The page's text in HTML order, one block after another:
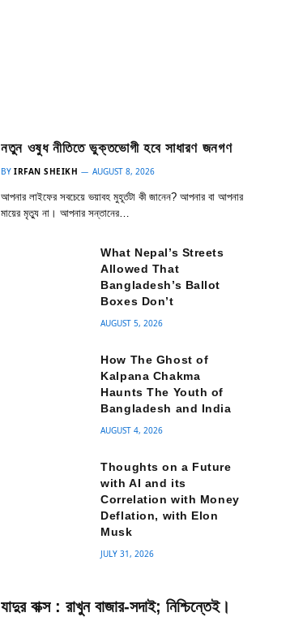
নতুন ওষুধ নীতিতে ভুক্তভোগী হবে সাধারণ জনগণ
BY IRFAN SHEIKH AUGUST 8, 2026
আপনার লাইফের সবচেয়ে ভয়াবহ মুহূর্তটা কী জানেন? আপনার বা আপনার
মায়ের মৃত্যু না। আপনার সন্তানের…
What Nepal’s Streets
Allowed That
Bangladesh’s Ballot
Boxes Don’t
AUGUST 5, 2026
How The Ghost of
Kalpana Chakma
Haunts The Youth of
Bangladesh and India
AUGUST 4, 2026
Thoughts on a Future
with AI and its
Correlation with Money
Deflation, with Elon
Musk
JULY 31, 2026
যাদুর বাক্স : রাখুন বাজার-সদাই; নিশ্চিন্তেই।